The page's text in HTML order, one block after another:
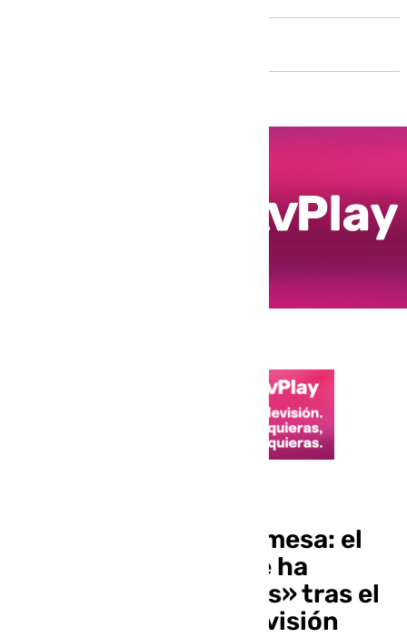
Funes cumple su promesa: el
técnico del Málaga se ha
tatuado a «Los Bichos» tras el
ascenso a Primera División